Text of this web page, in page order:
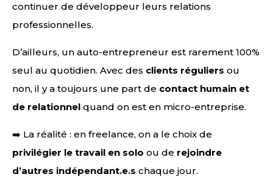
continuer de développeur leurs relations
professionnelles.
D’ailleurs, un auto-entrepreneur est rarement 100%
seul au quotidien. Avec des clients réguliers ou
non, il y a toujours une part de contact humain et
de relationnel quand on est en micro-entreprise.
➡️ La réalité : en freelance, on a le choix de
privilégier le travail en solo ou de rejoindre
d’autres indépendant.e.s chaque jour.